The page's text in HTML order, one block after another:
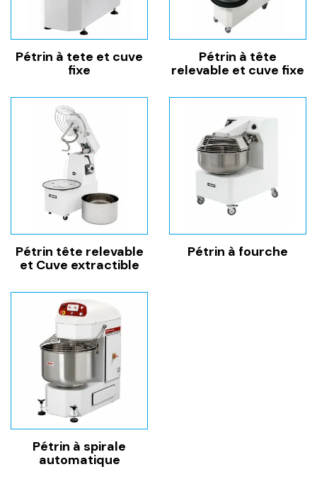
Pétrin à tete et cuve
fixe
Pétrin à tête
relevable et cuve fixe
Pétrin tête relevable
et Cuve extractible
Pétrin à fourche
Pétrin à spirale
automatique